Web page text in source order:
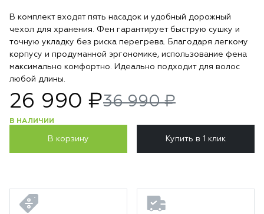
В комплект входят пять насадок и удобный дорожный
чехол для хранения. Фен гарантирует быструю сушку и
точную укладку без риска перегрева. Благодаря легкому
корпусу и продуманной эргономике, использование фена
максимально комфортно. Идеально подходит для волос
любой длины.
26 990 ₽36 990 ₽
В НАЛИЧИИ
В корзину Купить в 1 клик